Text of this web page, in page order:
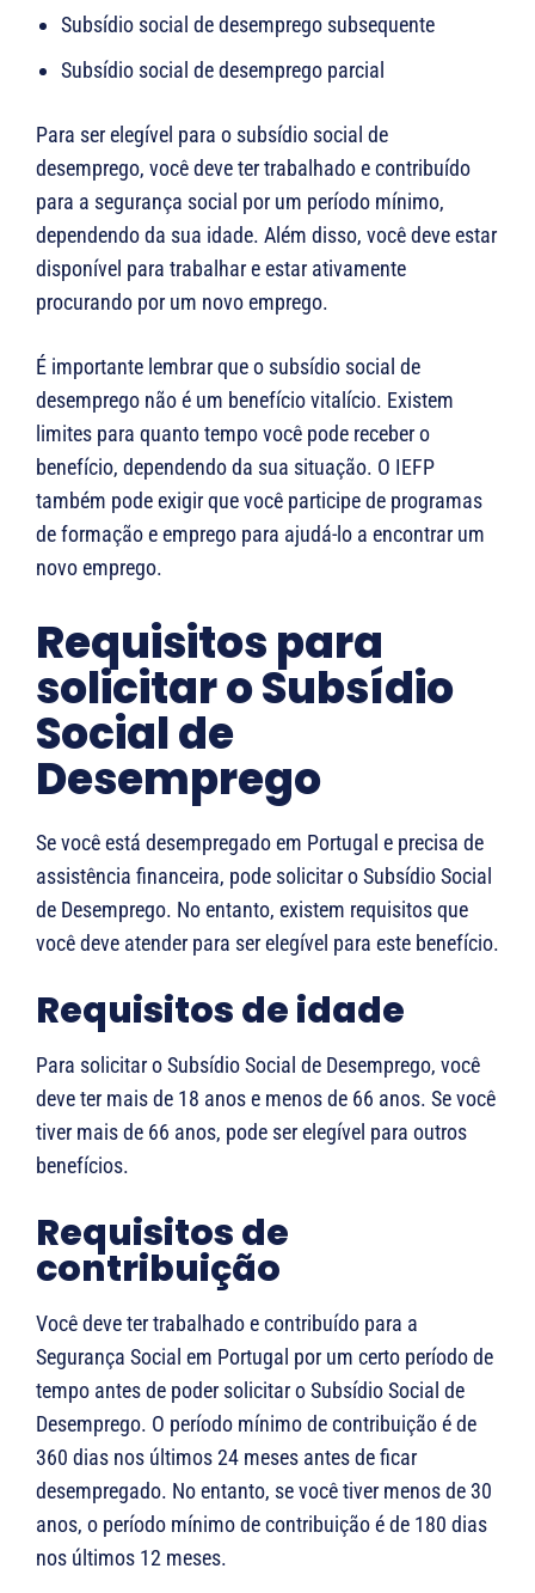
Subsídio social de desemprego subsequente
Subsídio social de desemprego parcial
Para ser elegível para o subsídio social de
desemprego, você deve ter trabalhado e contribuído
para a segurança social por um período mínimo,
dependendo da sua idade. Além disso, você deve estar
disponível para trabalhar e estar ativamente
procurando por um novo emprego.
É importante lembrar que o subsídio social de
desemprego não é um benefício vitalício. Existem
limites para quanto tempo você pode receber o
benefício, dependendo da sua situação. O IEFP
também pode exigir que você participe de programas
de formação e emprego para ajudá-lo a encontrar um
novo emprego.
Requisitos para
solicitar o Subsídio
Social de
Desemprego
Se você está desempregado em Portugal e precisa de
assistência financeira, pode solicitar o Subsídio Social
de Desemprego. No entanto, existem requisitos que
você deve atender para ser elegível para este benefício.
Requisitos de idade
Para solicitar o Subsídio Social de Desemprego, você
deve ter mais de 18 anos e menos de 66 anos. Se você
tiver mais de 66 anos, pode ser elegível para outros
benefícios.
Requisitos de
contribuição
Você deve ter trabalhado e contribuído para a
Segurança Social em Portugal por um certo período de
tempo antes de poder solicitar o Subsídio Social de
Desemprego. O período mínimo de contribuição é de
360 dias nos últimos 24 meses antes de ficar
desempregado. No entanto, se você tiver menos de 30
anos, o período mínimo de contribuição é de 180 dias
nos últimos 12 meses.